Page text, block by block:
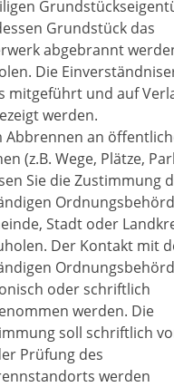
Grundstück das
abgebrannt
Die
mitgeführt und auf
werden.
Abbrennen an
(z.B. Wege, Plätze,
Sie die Zustimmung
Stadt oder
Der Kontakt mit
oder schriftlich
werden. Die
soll schriftlich
Prüfung des
werden